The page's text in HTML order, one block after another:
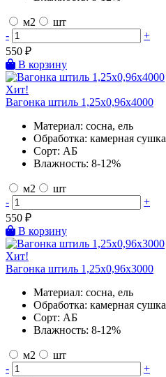
м2
шт
-
+
550 ₽
В корзину
Хит!
Вагонка штиль 1,25х0,96х4000
Материал: сосна, ель
Обработка: камерная сушка
Сорт: АБ
Влажность: 8-12%
м2
шт
-
+
550 ₽
В корзину
Хит!
Вагонка штиль 1,25х0,96х3000
Материал: сосна, ель
Обработка: камерная сушка
Сорт: АБ
Влажность: 8-12%
м2
шт
-
+